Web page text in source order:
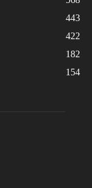
443
422
182
154